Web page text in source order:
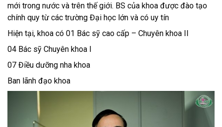
mới trong nước và trên thế giới. BS của khoa được đào tạo
chính quy từ các trường Đại học lớn và có uy tín
Hiện tại, khoa có 01 Bác sỹ cao cấp – Chuyên khoa II
04 Bác sỹ Chuyên khoa I
07 Điều dưỡng nha khoa
Ban lãnh đạo khoa